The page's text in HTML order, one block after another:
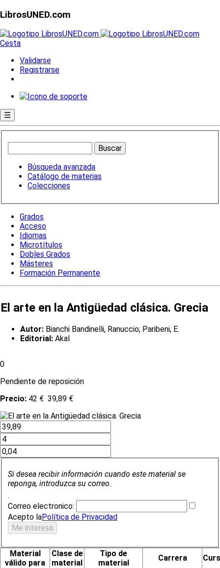
LibrosUNED.com
Cesta
Validarse
Registrarse
☰
Búsqueda avanzada
Catálogo de materias
Colecciones
Grados
Acceso
Idiomas
Microtítulos
Dobles Grados
Másteres
Formación Permanente
El arte en la Antigüedad clásica. Grecia
Autor: Bianchi Bandinelli, Ranuccio; Paribeni, E.
Editorial: Akal
0
Pendiente de reposición
Precio: 42 € 39,89 €
Si desea recibir información cuando este material se
reponga, introduzca su correo.
.
Correo electronico:
Acepto laPolítica de Privacidad
Material
válido para
Clase de
material
Tipo de
material
Carrera